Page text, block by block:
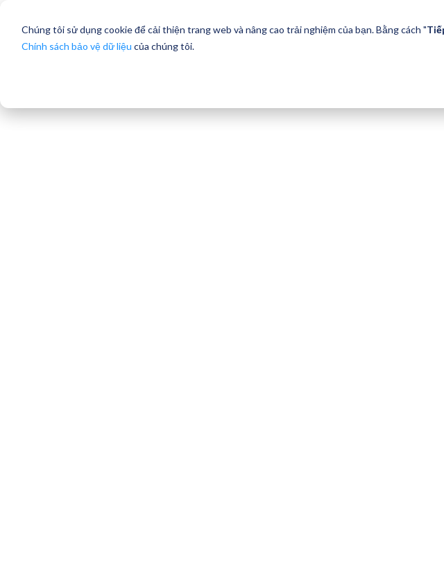
Chúng tôi sử dụng cookie để cải thiện trang web và nâng cao trải nghiệm của bạn. Bằng cách "
Chính sách bảo vệ dữ liệu của chúng tôi.